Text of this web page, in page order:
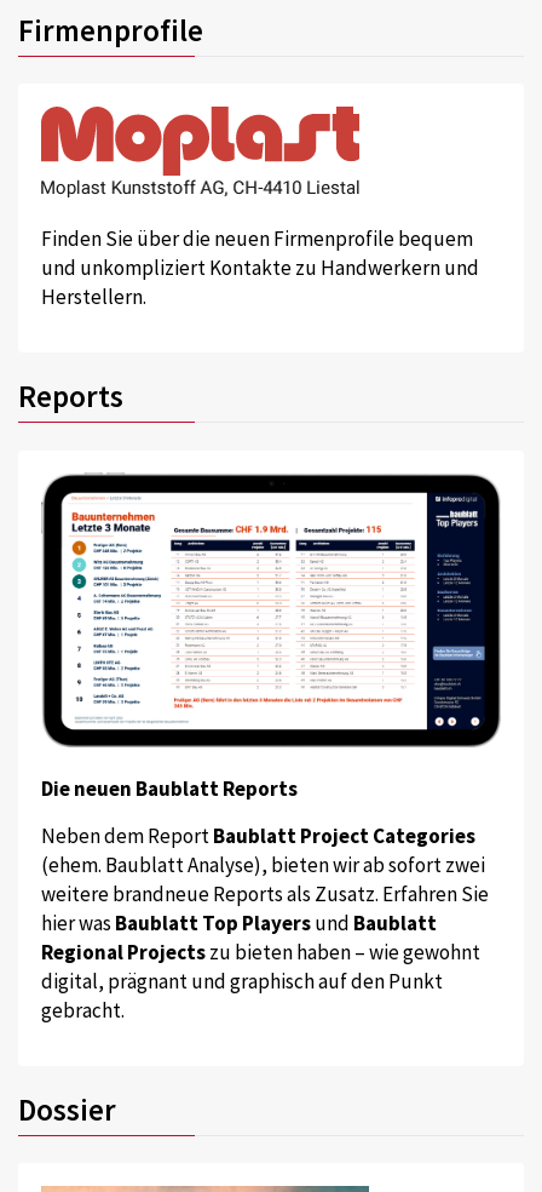
Firmenprofile
Finden Sie über die neuen Firmenprofile bequem
und unkompliziert Kontakte zu Handwerkern und
Herstellern.
Reports
Die neuen Baublatt Reports
Neben dem ReportBaublatt Project Categories
(ehem. Baublatt Analyse), bieten wir ab sofort zwei
weitere brandneue Reports als Zusatz. Erfahren Sie
hier was Baublatt Top Playersund Baublatt
Regional Projectszu bieten haben – wie gewohnt
digital, prägnant und graphisch auf den Punkt
gebracht.
Dossier